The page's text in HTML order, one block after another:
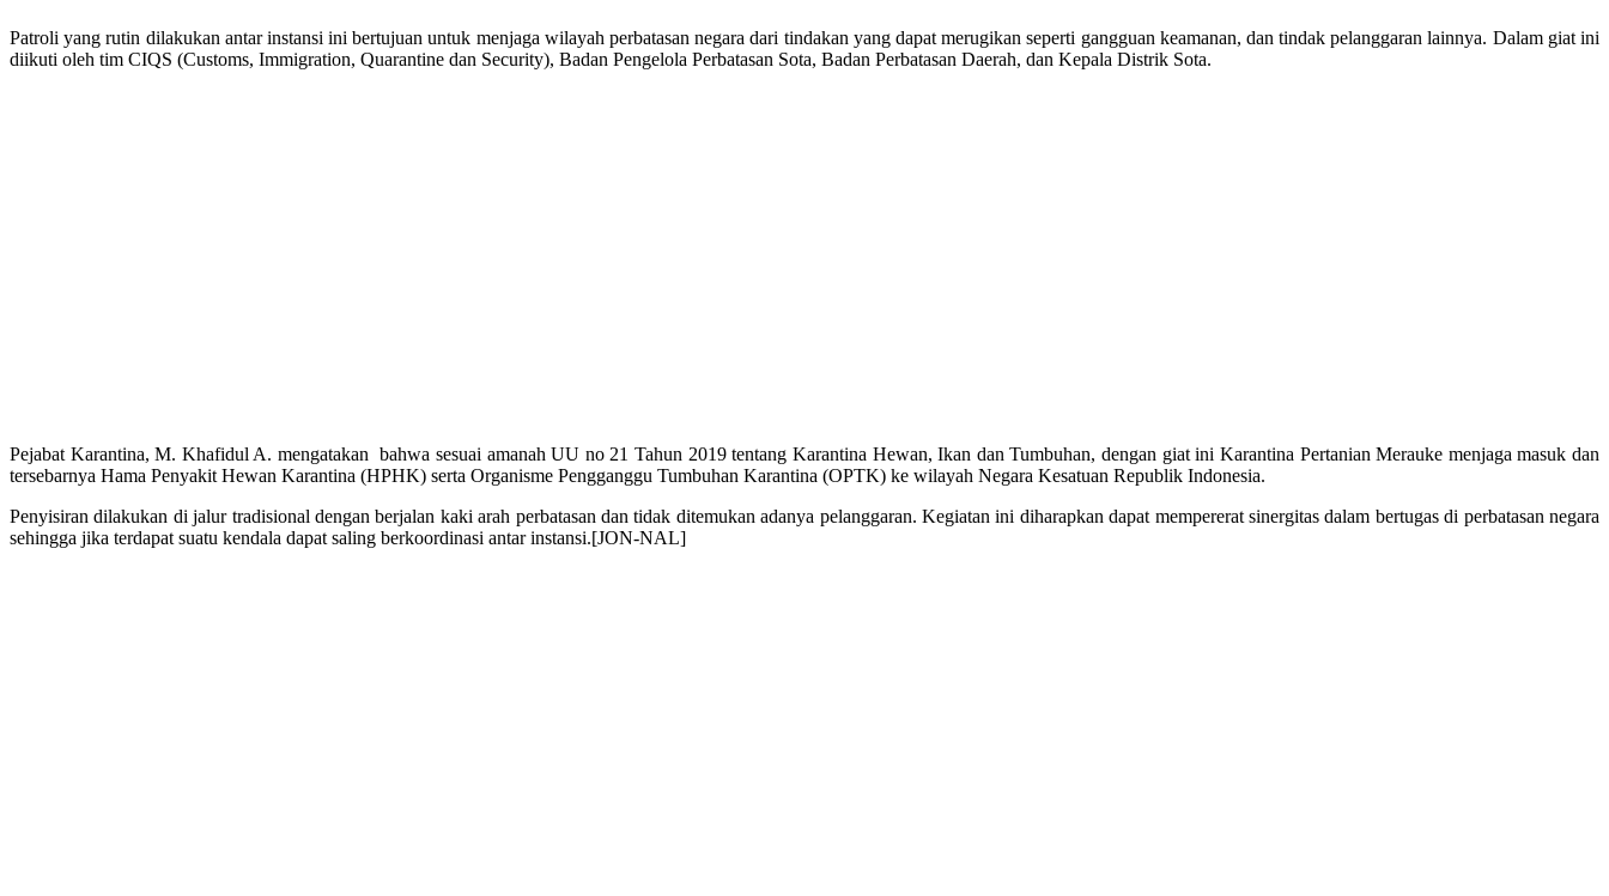
Patroli yang rutin dilakukan antar instansi ini bertujuan untuk menjaga wilayah perbatasan negara dari tindakan yang dapat merugikan seperti gangguan keamanan, dan tindak pelanggaran lainnya. Dalam giat ini
diikuti oleh tim CIQS (Customs, Immigration, Quarantine dan Security), Badan Pengelola Perbatasan Sota, Badan Perbatasan Daerah, dan Kepala Distrik Sota.
Pejabat Karantina, M. Khafidul A. mengatakan bahwa sesuai amanah UU no 21 Tahun 2019 tentang Karantina Hewan, Ikan dan Tumbuhan, dengan giat ini Karantina Pertanian Merauke menjaga masuk dan
tersebarnya Hama Penyakit Hewan Karantina (HPHK) serta Organisme Pengganggu Tumbuhan Karantina (OPTK) ke wilayah Negara Kesatuan Republik Indonesia.
Penyisiran dilakukan di jalur tradisional dengan berjalan kaki arah perbatasan dan tidak ditemukan adanya pelanggaran. Kegiatan ini diharapkan dapat mempererat sinergitas dalam bertugas di perbatasan negara
sehingga jika terdapat suatu kendala dapat saling berkoordinasi antar instansi.[JON-NAL]